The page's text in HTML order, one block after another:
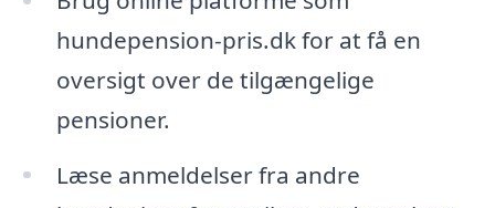
hundepension-pris.dk for at få en
oversigt over de tilgængelige
pensioner.
Læse anmeldelser fra andre